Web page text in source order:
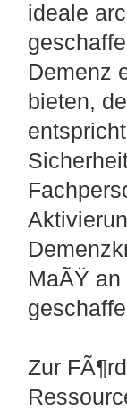
ideale
Demenz
bieten,
MaÃŸ
Zur